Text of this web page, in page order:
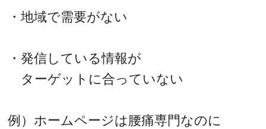
・地域で需要がない
・発信している情報が
ターゲットに合っていない
例）ホームページは腰痛専門なのに